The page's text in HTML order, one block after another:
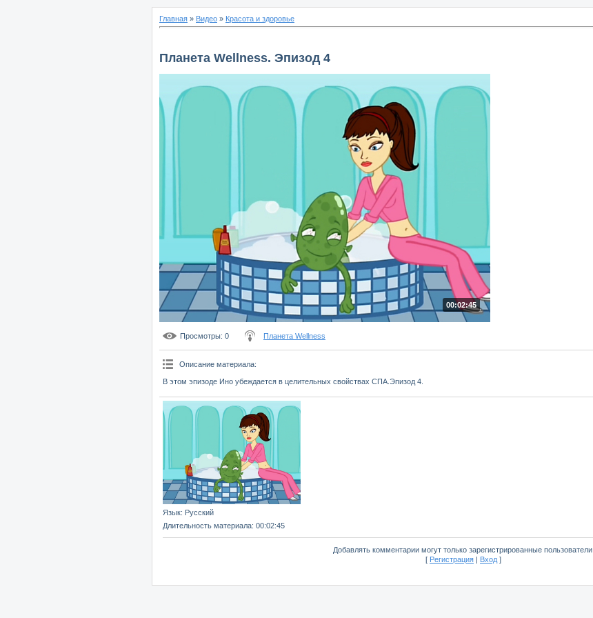
Главная » Видео » Красота и здоровье
Планета Wellness. Эпизод 4
00:02:45
Просмотры: 0 Планета Wellness
Описание материала:
В этом эпизоде Ино убеждается в целительных свойствах СПА.Эпизод 4.
Язык: Русский
Длительность материала: 00:02:45
Добавлять комментарии могут только зарегистрированные пользователи.
[ Регистрация | Вход ]